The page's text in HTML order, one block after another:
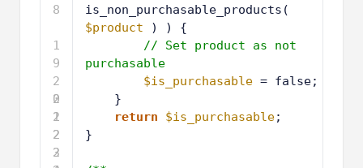
8
1
9
2
0
2
1
2
2
2
3
2
$product
) ) {
// Set product as not
purchasable
$is_purchasable = false;
}
return
$is_purchasable;
}